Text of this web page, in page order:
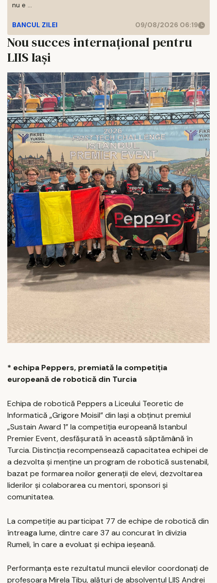
nu e ...
BANCUL ZILEI 09/08/2026 06:19
Nou succes internaţional pentru
LIIS Iaşi
* echipa Peppers, premiată la competiţia
europeană de robotică din Turcia
Echipa de robotică Peppers a Liceului Teoretic de
Informatică „Grigore Moisil” din Iaşi a obţinut premiul
„Sustain Award 1” la competiţia europeană Istanbul
Premier Event, desfăşurată în această săptămână în
Turcia. Distincţia recompensează capacitatea echipei de
a dezvolta şi menţine un program de robotică sustenabil,
bazat pe formarea noilor generaţii de elevi, dezvoltarea
liderilor şi colaborarea cu mentori, sponsori şi
comunitatea.
La competiţie au participat 77 de echipe de robotică din
întreaga lume, dintre care 37 au concurat în divizia
Rumeli, în care a evoluat şi echipa ieşeană.
Performanţa este rezultatul muncii elevilor coordonaţi de
profesoara Mirela Ţibu, alături de absolventul LIIS Andrei